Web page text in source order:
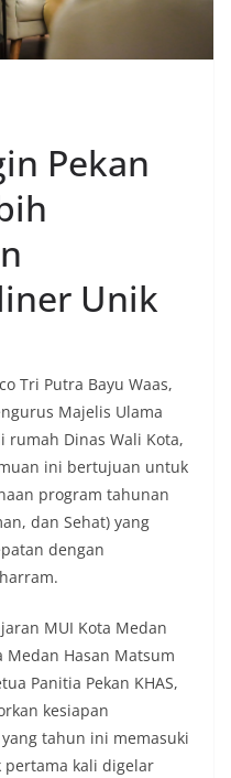
Pekan
Unik
Tri Putra Bayu Waas,
Majelis Ulama
rumah Dinas Wali Kota,
ini bertujuan untuk
program tahunan
dan Sehat) yang
dengan
MUI Kota Medan
Hasan Matsum
Panitia Pekan KHAS,
kesiapan
tahun ini memasuki
pertama kali digelar